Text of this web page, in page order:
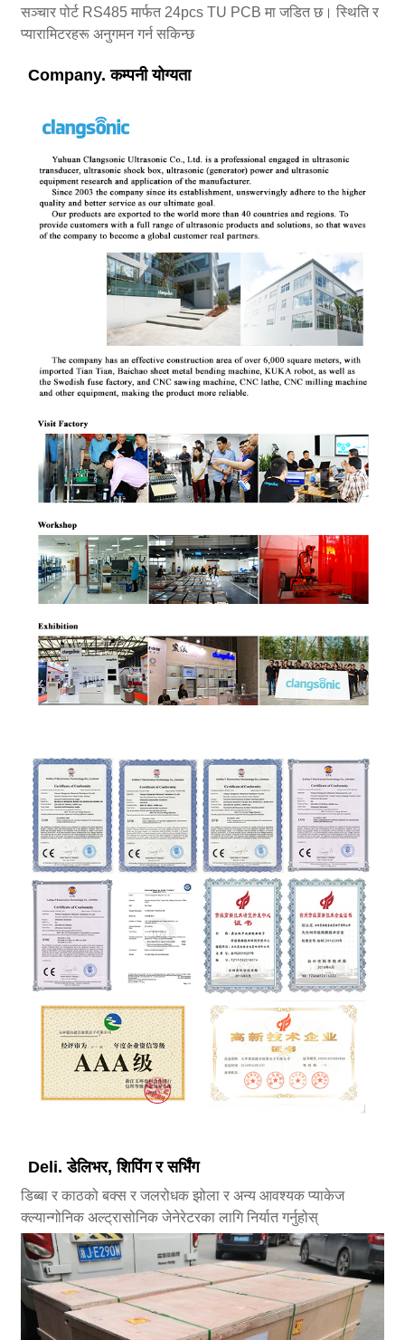
सञ्चार पोर्ट RS485 मार्फत 24pcs TU PCB मा जडित छ। स्थिति र
प्यारामिटरहरू अनुगमन गर्न सकिन्छ
Company. कम्पनी योग्यता
Deli. डेलिभर, शिपिंग र सर्भिंग
डिब्बा र काठको बक्स र जलरोधक झोला र अन्य आवश्यक प्याकेज
क्ल्यान्गोनिक अल्ट्रासोनिक जेनेरेटरका लागि निर्यात गर्नुहोस्